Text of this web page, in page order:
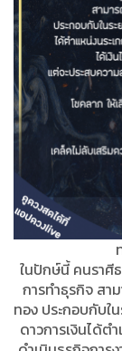
ในปักษ์นี้ คนราศีธ
การทำธุรกิจ สา
ทอง ประกอบกับใ
ดาวการเงินได้ต